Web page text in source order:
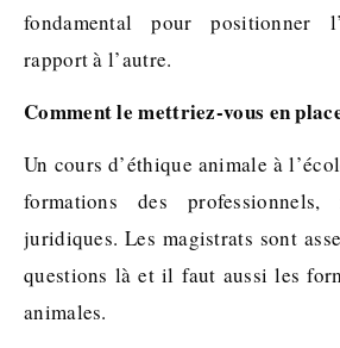
fondamental pour positionner
rapport à l’autre.
Comment le mettriez-vous en
Un cours d’éthique animale à
formations des professionnels,
juridiques. Les magistrats sont
questions là et il faut aussi les
animales.